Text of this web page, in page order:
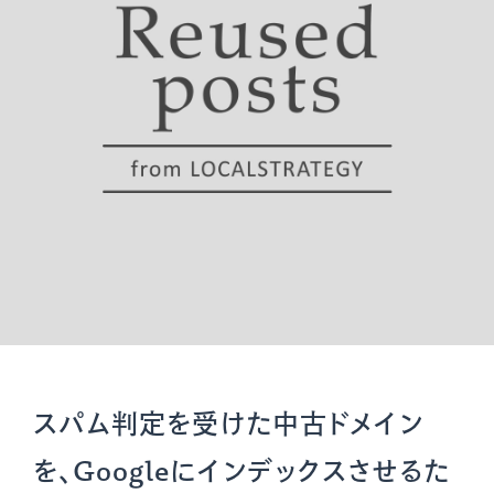
スパム判定を受けた中古ドメイン
を、Googleにインデックスさせるた